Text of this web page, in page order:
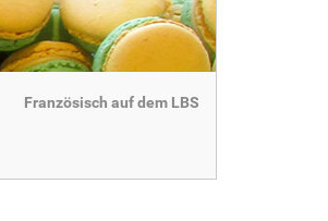
Französisch auf dem LBS